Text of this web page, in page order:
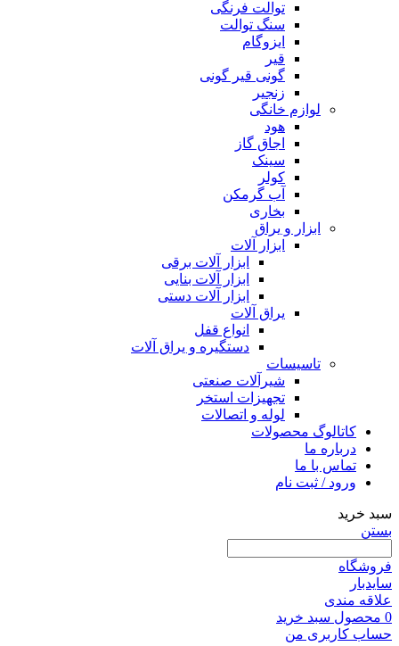
توالت فرنگی
سنگ توالت
ایزوگام
قیر
گونی قیر گونی
زنجیر
لوازم خانگی
هود
اجاق گاز
سینک
کولر
آب گرمکن
بخاری
ابزار و یراق
ابزار آلات
ابزار آلات برقی
ابزار آلات بنایی
ابزار آلات دستی
یراق آلات
انواع قفل
دستگیره و یراق آلات
تاسیسات
شیرآلات صنعتی
تجهیزات استخر
لوله و اتصالات
کاتالوگ محصولات
درباره ما
تماس با ما
ورود / ثبت نام
سبد خرید
بستن
فروشگاه
سایدبار
علاقه مندی
0 محصول سبد خرید
حساب کاربری من